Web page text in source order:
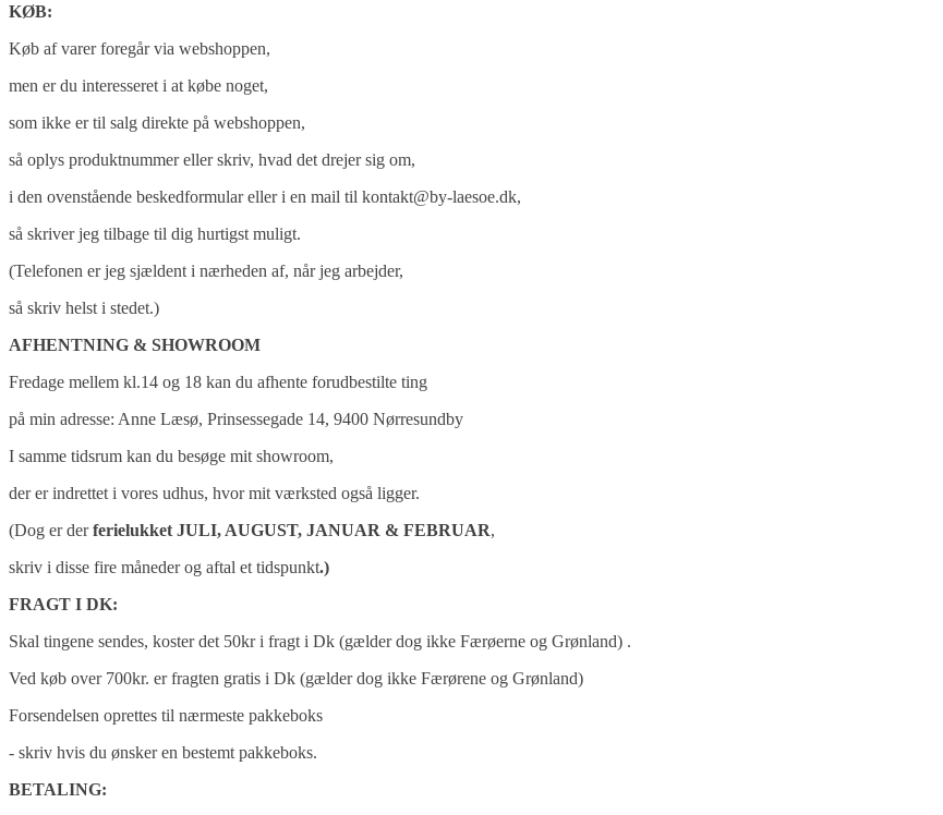
KØB:
Køb af varer foregår via webshoppen,
men er du interesseret i at købe noget,
som ikke er til salg direkte på webshoppen,
så oplys produktnummer eller skriv, hvad det drejer sig om,
i den ovenstående beskedformular eller i en mail til kontakt@by-laesoe.dk,
så skriver jeg tilbage til dig hurtigst muligt.
(Telefonen er jeg sjældent i nærheden af, når jeg arbejder,
så skriv helst i stedet.)
AFHENTNING & SHOWROOM
Fredage mellem kl.14 og 18 kan du afhente forudbestilte ting
på min adresse: Anne Læsø, Prinsessegade 14, 9400 Nørresundby
I samme tidsrum kan du besøge mit showroom,
der er indrettet i vores udhus, hvor mit værksted også ligger.
(Dog er derferielukket JULI, AUGUST, JANUAR & FEBRUAR,
skriv i disse fire måneder og aftal et tidspunkt.)
FRAGT I DK:
Skal tingene sendes, koster det 50kr i fragt i Dk (gælder dog ikke Færøerne og Grønland) .
Ved køb over 700kr. er fragten gratis i Dk (gælder dog ikke Færørene og Grønland)
Forsendelsen oprettes til nærmeste pakkeboks
- skriv hvis du ønsker en bestemt pakkeboks.
BETALING: